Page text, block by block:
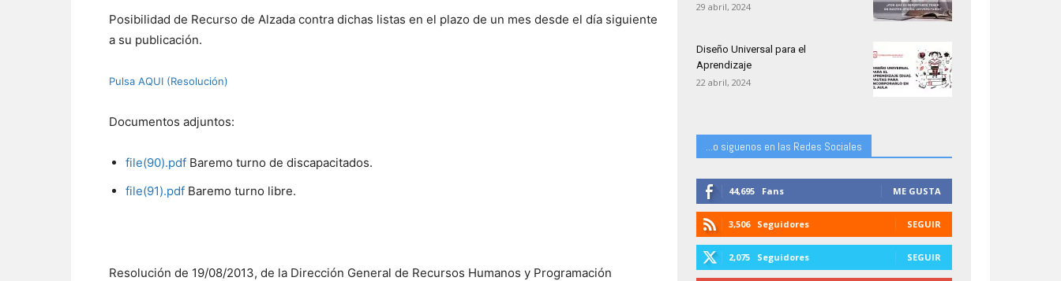
Posibilidad de Recurso de Alzada contra dichas listas en el plazo de un mes desde el día siguiente
a su publicación.
Pulsa AQUI (Resolución)
Documentos adjuntos:
file(90).pdf Baremo turno de discapacitados.
file(91).pdf Baremo turno libre.
Resolución de 19/08/2013, de la Dirección General de Recursos Humanos y Programación
29 abril, 2024
Diseño Universal para el
Aprendizaje
22 abril, 2024
...o siguenos en las Redes Sociales
44,695 Fans ME GUSTA
3,506 Seguidores SEGUIR
2,075 Seguidores SEGUIR